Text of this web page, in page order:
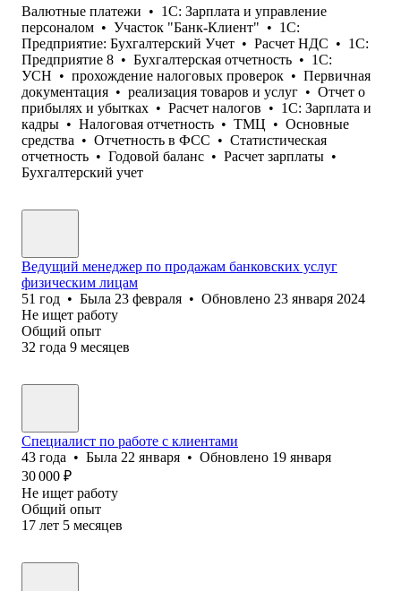
Валютные платежи • 1С: Зарплата и управление
персоналом • Участок "Банк-Клиент" • 1С:
Предприятие: Бухгалтерский Учет • Расчет НДС • 1С:
Предприятие 8 • Бухгалтерская отчетность • 1С:
УСН • прохождение налоговых проверок • Первичная
документация • реализация товаров и услуг • Отчет о
прибылях и убытках • Расчет налогов • 1С: Зарплата и
кадры • Налоговая отчетность • ТМЦ • Основные
средства • Отчетность в ФСС • Статистическая
отчетность • Годовой баланс • Расчет зарплаты •
Бухгалтерский учет
Ведущий менеджер по продажам банковских услуг
физическим лицам
51 год • Была 23 февраля • Обновлено 23 января 2024
Не ищет работу
Общий опыт
32 года 9 месяцев
Специалист по работе с клиентами
43 года • Была 22 января • Обновлено 19 января
30 000 ₽
Не ищет работу
Общий опыт
17 лет 5 месяцев